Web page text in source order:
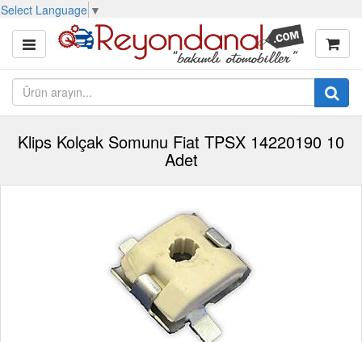
Select Language ▼
Klips Kolçak Somunu Fiat TPSX 14220190 10
Adet